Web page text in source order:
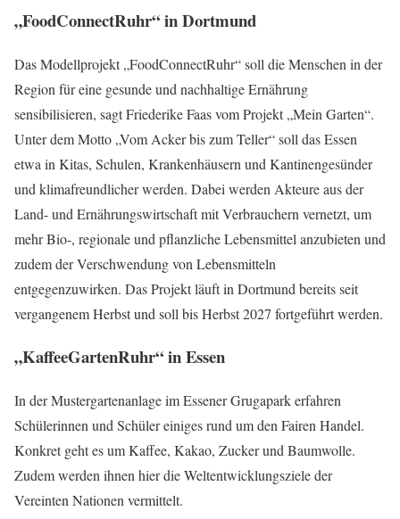
„FoodConnectRuhr“ in Dortmund
Das Modellprojekt „FoodConnectRuhr“ soll die Menschen in der
Region für eine gesunde und nachhaltige Ernährung
sensibilisieren, sagt Friederike Faas vom Projekt „Mein Garten“.
Unter dem Motto „Vom Acker bis zum Teller“ soll das Essen
etwa in Kitas, Schulen, Krankenhäusern und Kantinengesünder
und klimafreundlicher werden. Dabei werden Akteure aus der
Land- und Ernährungswirtschaft mit Verbrauchern vernetzt, um
mehr Bio-, regionale und pflanzliche Lebensmittel anzubieten und
zudem der Verschwendung von Lebensmitteln
entgegenzuwirken. Das Projekt läuft in Dortmund bereits seit
vergangenem Herbst und soll bis Herbst 2027 fortgeführt werden.
„KaffeeGartenRuhr“ in Essen
In der Mustergartenanlage im Essener Grugapark erfahren
Schülerinnen und Schüler einiges rund um den Fairen Handel.
Konkret geht es um Kaffee, Kakao, Zucker und Baumwolle.
Zudem werden ihnen hier die Weltentwicklungsziele der
Vereinten Nationen vermittelt.